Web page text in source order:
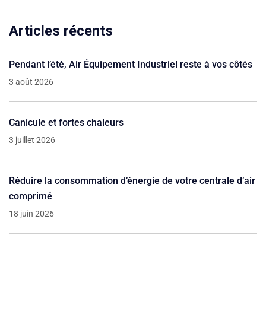
Articles récents
Pendant l’été, Air Équipement Industriel reste à vos côtés
3 août 2026
Canicule et fortes chaleurs
3 juillet 2026
Réduire la consommation d’énergie de votre centrale d’air
comprimé
18 juin 2026